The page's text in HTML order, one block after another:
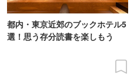
都内・東京近郊のブックホテル5
選！思う存分読書を楽しもう